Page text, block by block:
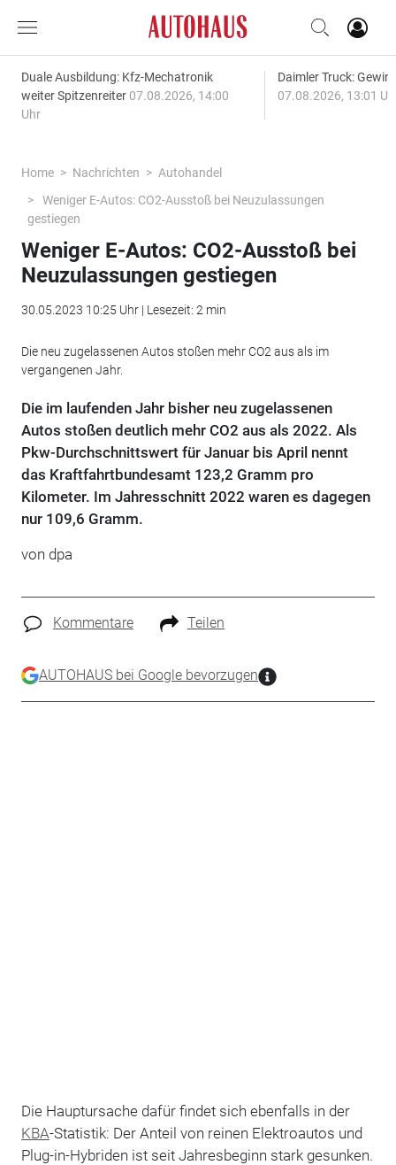
Duale Ausbildung: Kfz-Mechatronik
weiter Spitzenreiter 07.08.2026, 14:00
Uhr
Daimler Truck:
07.08.2026, 13:01
Home Nachrichten
Autohandel
Weniger E-Autos: CO2-Ausstoß bei Neuzulassungen
gestiegen
Weniger E-Autos: CO2-Ausstoß bei
Neuzulassungen gestiegen
30.05.2023 10:25 Uhr | Lesezeit: 2 min
Die neu zugelassenen Autos stoßen mehr CO2 aus als im
vergangenen Jahr.
Die im laufenden Jahr bisher neu zugelassenen
Autos stoßen deutlich mehr CO2 aus als 2022. Als
Pkw-Durchschnittswert für Januar bis April nennt
das Kraftfahrtbundesamt 123,2 Gramm pro
Kilometer. Im Jahresschnitt 2022 waren es dagegen
nur 109,6 Gramm.
von dpa
Kommentare Teilen
AUTOHAUS bei Google bevorzugen
Die Hauptursache dafür findet sich ebenfalls in der
KBA-Statistik: Der Anteil von reinen Elektroautos und
Plug-in-Hybriden ist seit Jahresbeginn stark gesunken.